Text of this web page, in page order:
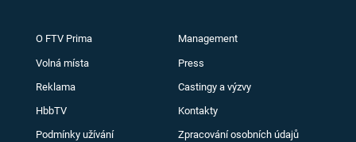
O FTV Prima Management
Volná místa Press
Reklama Castingy a výzvy
HbbTV Kontakty
Podmínky užívání Zpracování osobních údajů